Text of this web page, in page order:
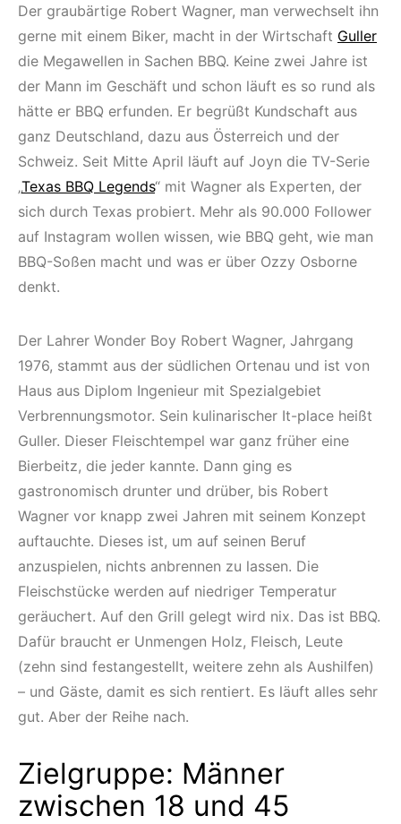
Der graubärtige Robert Wagner, man verwechselt ihn
gerne mit einem Biker, macht in der Wirtschaft Guller
die Megawellen in Sachen BBQ. Keine zwei Jahre ist
der Mann im Geschäft und schon läuft es so rund als
hätte er BBQ erfunden. Er begrüßt Kundschaft aus
ganz Deutschland, dazu aus Österreich und der
Schweiz. Seit Mitte April läuft auf Joyn die TV-Serie
„Texas BBQ Legends“ mit Wagner als Experten, der
sich durch Texas probiert. Mehr als 90.000 Follower
auf Instagram wollen wissen, wie BBQ geht, wie man
BBQ-Soßen macht und was er über Ozzy Osborne
denkt.
Der Lahrer Wonder Boy Robert Wagner, Jahrgang
1976, stammt aus der südlichen Ortenau und ist von
Haus aus Diplom Ingenieur mit Spezialgebiet
Verbrennungsmotor. Sein kulinarischer It-place heißt
Guller. Dieser Fleischtempel war ganz früher eine
Bierbeitz, die jeder kannte. Dann ging es
gastronomisch drunter und drüber, bis Robert
Wagner vor knapp zwei Jahren mit seinem Konzept
auftauchte. Dieses ist, um auf seinen Beruf
anzuspielen, nichts anbrennen zu lassen. Die
Fleischstücke werden auf niedriger Temperatur
geräuchert. Auf den Grill gelegt wird nix. Das ist BBQ.
Dafür braucht er Unmengen Holz, Fleisch, Leute
(zehn sind festangestellt, weitere zehn als Aushilfen)
– und Gäste, damit es sich rentiert. Es läuft alles sehr
gut. Aber der Reihe nach.
Zielgruppe: Männer
zwischen 18 und 45